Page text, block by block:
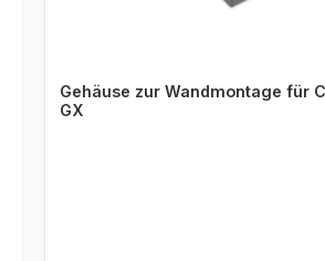
Gehäuse zur Wandmontage für
GX